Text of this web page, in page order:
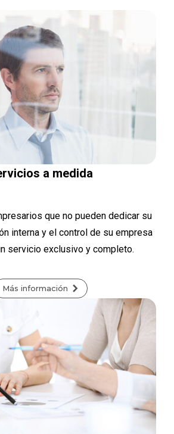
a medida
que no pueden dedicar su
interna y el control de su empresa
servicio exclusivo y completo.
Más información